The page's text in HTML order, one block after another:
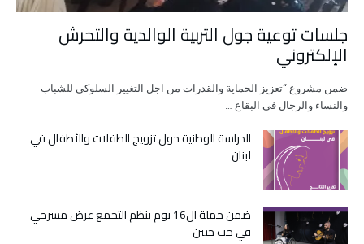
جلسات توعية جول التربية الوالدية والتحرش
الإلكتروني
ضمن مشروع “تعزيز الحماية والقدرات من اجل التغيير السلوكي للشباب
والنساء والرجال في البقاع …
الدراسة الوطنية حول تزويج الطفلات والأطفال في
لبنان
ضمن حملة ال16 يوم ينظم التجمع عرض مسرحي
في جب جنين